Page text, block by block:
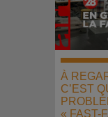
À
C’EST
« FAST-